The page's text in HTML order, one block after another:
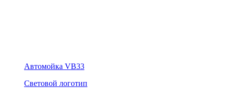
Автомойка VB33
Световой логотип